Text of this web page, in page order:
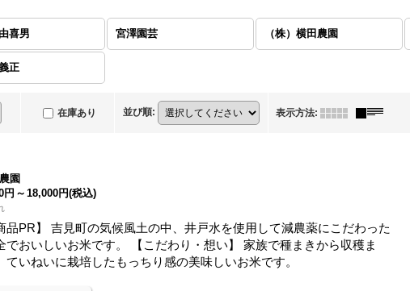
喜男 宮澤園芸 （株）横田農園
正
在庫あり 並び順: 表示方法:
園
円 ～ 18,000円(税込)
品PR】 吉見町の気候風土の中、井戸水を使用して減農薬にこだわった
でおいしいお米です。 【こだわり・想い】 家族で種まきから収穫ま
ていねいに栽培したもっちり感の美味しいお米です。